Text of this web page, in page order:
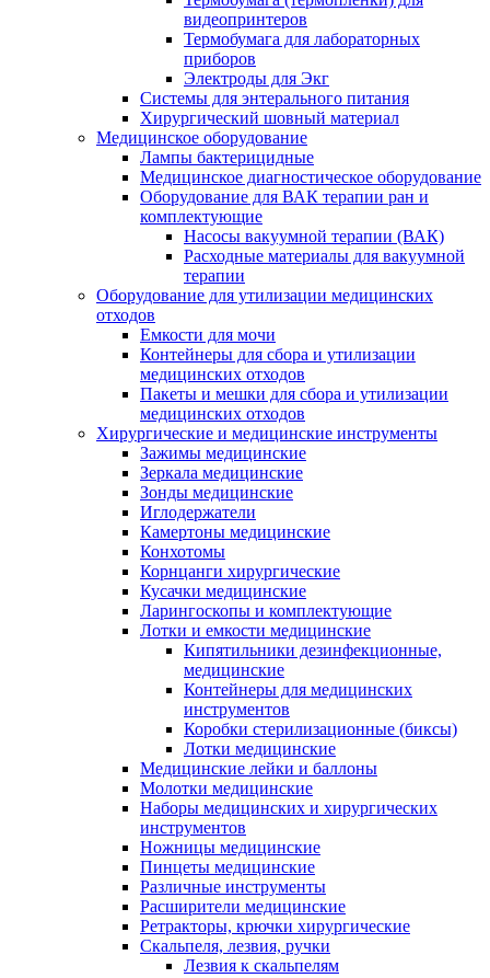
видеопринтеров
Термобумага для лабораторных
приборов
Электроды для Экг
Системы для энтерального питания
Хирургический шовный материал
Медицинское оборудование
Лампы бактерицидные
Медицинское диагностическое оборудование
Оборудование для ВАК терапии ран и
комплектующие
Насосы вакуумной терапии (ВАК)
Расходные материалы для вакуумной
терапии
Оборудование для утилизации медицинских
отходов
Емкости для мочи
Контейнеры для сбора и утилизации
медицинских отходов
Пакеты и мешки для сбора и утилизации
медицинских отходов
Хирургические и медицинские инструменты
Зажимы медицинские
Зеркала медицинские
Зонды медицинские
Иглодержатели
Камертоны медицинские
Конхотомы
Корнцанги хирургические
Кусачки медицинские
Ларингоскопы и комплектующие
Лотки и емкости медицинские
Кипятильники дезинфекционные,
медицинские
Контейнеры для медицинских
инструментов
Коробки стерилизационные (биксы)
Лотки медицинские
Медицинские лейки и баллоны
Молотки медицинские
Наборы медицинских и хирургических
инструментов
Ножницы медицинские
Пинцеты медицинские
Различные инструменты
Расширители медицинские
Ретракторы, крючки хирургические
Скальпеля, лезвия, ручки
Лезвия к скальпелям